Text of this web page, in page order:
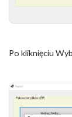
Po kliknięciu